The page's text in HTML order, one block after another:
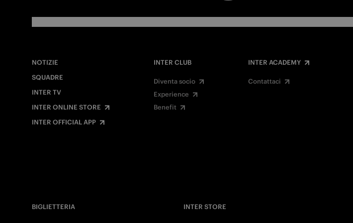
NOTIZIE
SQUADRE
INTER TV
INTER ONLINE STORE
INTER OFFICIAL APP
INTER CLUB
Diventa socio
Experience
Benefit
INTER ACADEMY
Contattaci
BIGLIETTERIA
INTER STORE